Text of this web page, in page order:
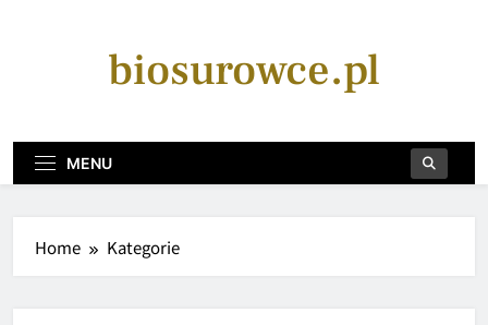
biosurowce.pl
MENU
Home Kategorie